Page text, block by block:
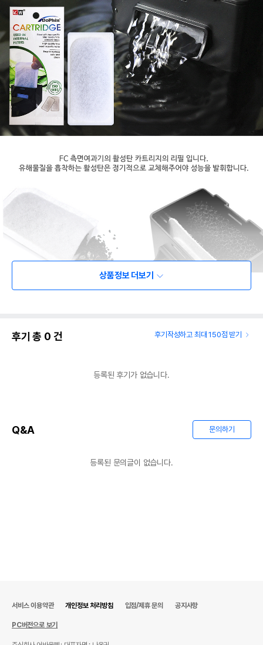
경우 그에 대한 사항
제조국 또는 원산지
상품정보 더보기
후기 총 0 건 후기작성하고 최대 150점 받기
등록된 후기가 없습니다.
Q&A 문의하기
등록된 문의글이 없습니다.
서비스 이용약관 개인정보 처리방침 입점/제휴 문의 공지사항
PC버전으로 보기